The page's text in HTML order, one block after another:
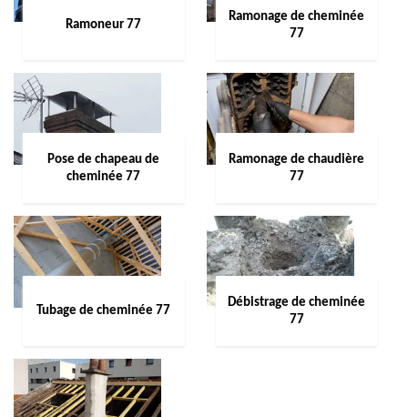
Ramoneur 77
Ramonage de cheminée
77
Pose de chapeau de
cheminée 77
Ramonage de chaudière
77
Tubage de cheminée 77
Débistrage de cheminée
77